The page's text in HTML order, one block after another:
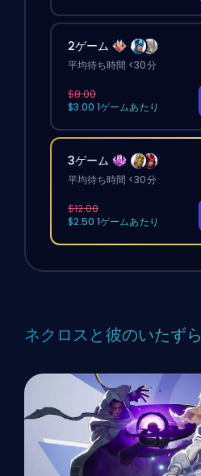
2ゲーム
平均待ち時間 <30分
$8.00
$3.00 1ゲームあたり
3ゲーム
平均待ち時間 <30分
$12.00
$2.50 1ゲームあたり
ネクロスと彼のいたずら